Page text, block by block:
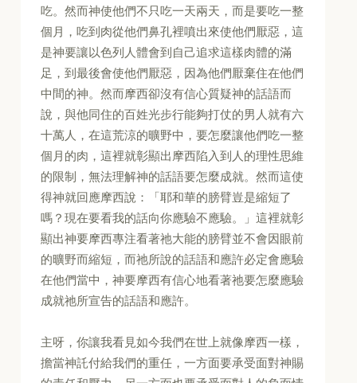
吃。然而神使他們不只吃一天兩天，而是要吃一整
個月，吃到肉從他們鼻孔裡噴出來使他們厭惡，這
是神要讓以色列人體會到自己追求這樣肉體的滿
足，到最後會使他們厭惡，因為他們厭棄住在他們
中間的神。然而摩西卻沒有信心質疑神的話語而
說，與他同住的百姓光步行能夠打仗的男人就有六
十萬人，在這荒涼的曠野中，要怎麼讓他們吃一整
個月的肉，這裡就彰顯出摩西陷入到人的理性思維
的限制，無法理解神的話語要怎麼成就。然而這使
得神就回應摩西說：「耶和華的膀臂豈是縮短了
嗎？現在要看我的話向你應驗不應驗。」這裡就彰
顯出神要摩西專注看著祂大能的膀臂並不會因眼前
的曠野而縮短，而祂所說的話語和應許必定會應驗
在他們當中，神要摩西有信心地看著祂要怎麼應驗
成就祂所宣告的話語和應許。
主呀，你讓我看見如今我們在世上就像摩西一樣，
擔當神託付給我們的重任，一方面要承受面對神賜